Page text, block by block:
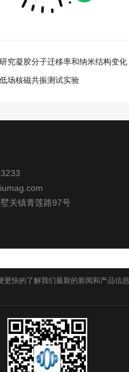
究凝胶分子迁移率和纳米结构变化
场核磁共振测试实验
关镇青莲路97号
更快的了解我们最新的新闻和产品信息